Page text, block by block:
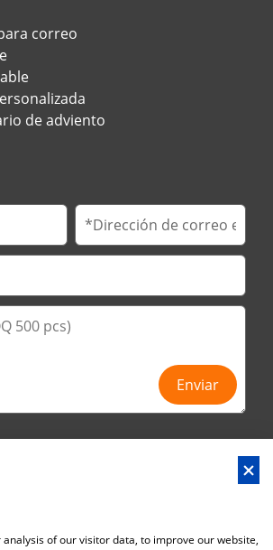
correo
de adviento
2nd Road, Huanan Ind Park, ciudad de
of our visitor data, to improve our website,